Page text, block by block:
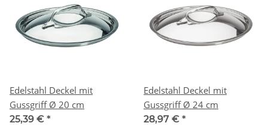
Edelstahl Deckel mit
Gussgriff Ø 20 cm
25,39 € *
Edelstahl Deckel mit
Gussgriff Ø 24 cm
28,97 € *